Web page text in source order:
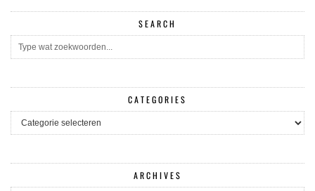
SEARCH
CATEGORIES
CATEGORIES
ARCHIVES